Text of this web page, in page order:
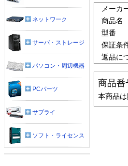
メーカ
商品名
型番
保証条
返品に
商品番
本商品
ネットワーク
サーバ・ストレージ
パソコン・周辺機器
PCパーツ
サプライ
ソフト・ライセンス